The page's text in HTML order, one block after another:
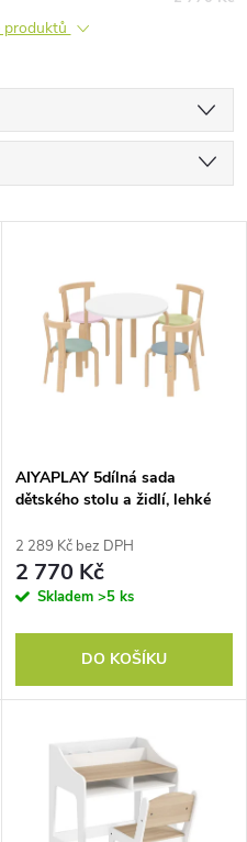
produktů
AIYAPLAY 5dílná sada
dětského stolu a židlí, lehké
2 289 Kč bez DPH
2 770 Kč
Skladem >5 ks
DO KOŠÍKU